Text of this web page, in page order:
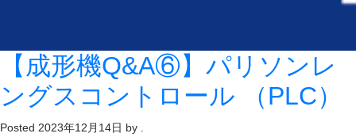
【成形機Q&A⑥】パリソンレ
ングスコントロール （PLC）
Posted 2023年12月14日 by .